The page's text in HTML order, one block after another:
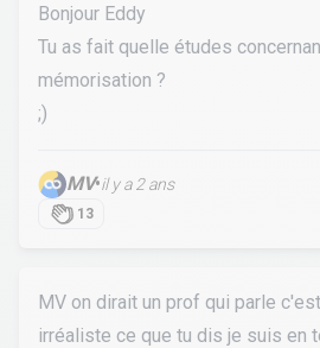
Bonjour Eddy
Tu as fait quelle études
mémorisation ?
;)
MV•il y a 2 ans
13
MV on dirait un prof qui parle
irréaliste ce que tu dis je suis en